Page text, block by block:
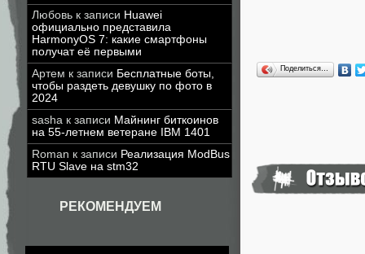
Любовь к записи Huawei
официально представила
HarmonyOS 7: какие смартфоны
получат её первыми
Артем к записи Бесплатные боты,
чтобы раздеть девушку по фото в
2024
sasha к записи Майнинг биткоинов
на 55-летнем ветеране IBM 1401
Roman к записи Реализация ModBus
RTU Slave на stm32
РЕКОМЕНДУЕМ
Поделиться…